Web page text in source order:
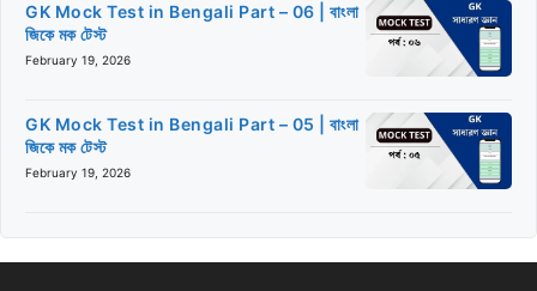
GK Mock Test in Bengali Part – 06 | বাংলা
জিকে মক টেস্ট
February 19, 2026
GK Mock Test in Bengali Part – 05 | বাংলা
জিকে মক টেস্ট
February 19, 2026